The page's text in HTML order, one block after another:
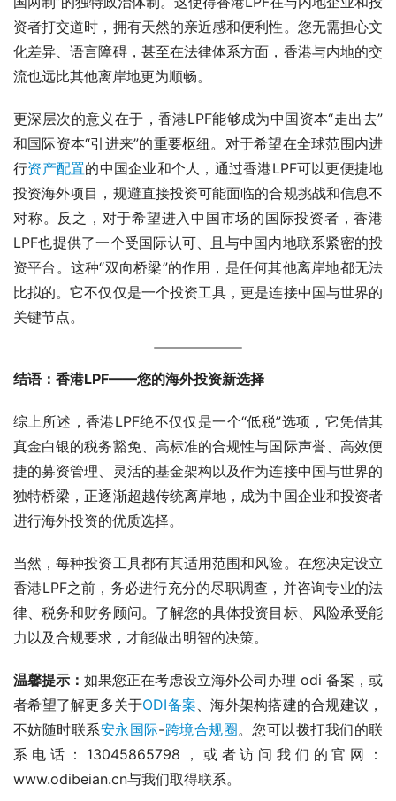
资者打交道时，拥有天然的亲近感和便利性。您无需担心文
化差异、语言障碍，甚至在法律体系方面，香港与内地的交
流也远比其他离岸地更为顺畅。
更深层次的意义在于，香港LPF能够成为中国资本“走出去”
和国际资本“引进来”的重要枢纽。对于希望在全球范围内进
行资产配置的中国企业和个人，通过香港LPF可以更便捷地
投资海外项目，规避直接投资可能面临的合规挑战和信息不
对称。反之，对于希望进入中国市场的国际投资者，香港
LPF也提供了一个受国际认可、且与中国内地联系紧密的投
资平台。这种“双向桥梁”的作用，是任何其他离岸地都无法
比拟的。它不仅仅是一个投资工具，更是连接中国与世界的
关键节点。
结语：香港LPF——您的海外投资新选择
综上所述，香港LPF绝不仅仅是一个“低税”选项，它凭借其
真金白银的税务豁免、高标准的合规性与国际声誉、高效便
捷的募资管理、灵活的基金架构以及作为连接中国与世界的
独特桥梁，正逐渐超越传统离岸地，成为中国企业和投资者
进行海外投资的优质选择。
当然，每种投资工具都有其适用范围和风险。在您决定设立
香港LPF之前，务必进行充分的尽职调查，并咨询专业的法
律、税务和财务顾问。了解您的具体投资目标、风险承受能
力以及合规要求，才能做出明智的决策。
温馨提示： 如果您正在考虑设立海外公司办理 odi 备案，或
者希望了解更多关于ODI备案 、海外架构搭建的合规建议，
不妨随时联系安永国际-跨境合规圈。您可以拨打我们的联
系电话：13045865798，或者访问我们的官网：
www.odibeian.cn与我们取得联系。